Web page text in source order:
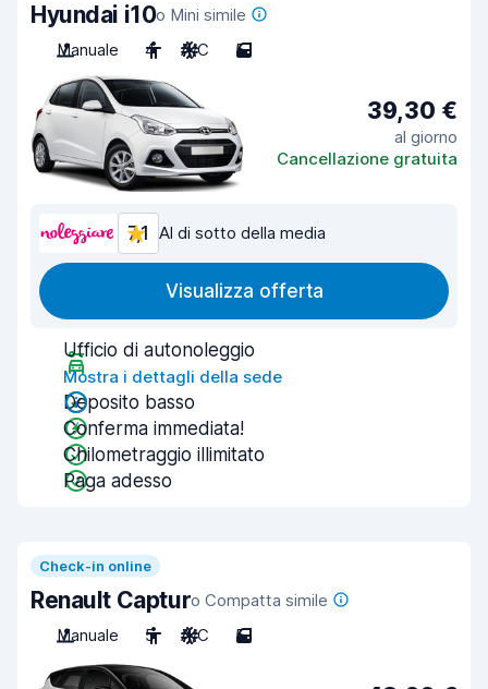
Hyundai i10o Mini simile
Manuale
4 A/C 5
39,30 €
al giorno
Cancellazione gratuita
7,1 Al di sotto della media
Visualizza offerta
Ufficio di autonoleggio
Mostra i dettagli della sede
Deposito basso
Conferma immediata!
Chilometraggio illimitato
Paga adesso
Check-in online
Renault Capturo Compatta simile
Manuale
5 A/C 5